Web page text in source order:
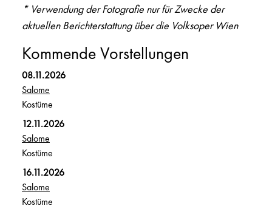
* Verwendung der Fotografie nur für Zwecke der
aktuellen Berichterstattung über die Volksoper Wien
Kommende Vorstellungen
08.11.2026
Salome
Kostüme
12.11.2026
Salome
Kostüme
16.11.2026
Salome
Kostüme